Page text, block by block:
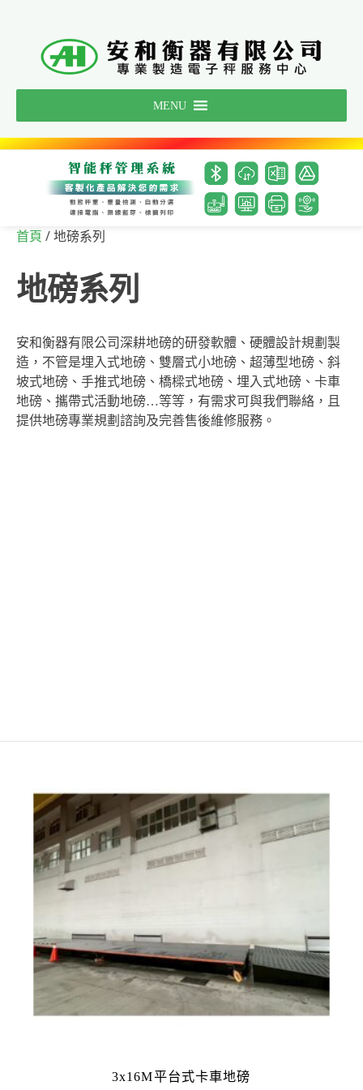
MENU
首頁 / 地磅系列
地磅系列
安和衡器有限公司深耕地磅的研發軟體、硬體設計規劃製
造，不管是埋入式地磅、雙層式小地磅、超薄型地磅、斜
坡式地磅、手推式地磅、橋樑式地磅、埋入式地磅、卡車
地磅、攜帶式活動地磅…等等，有需求可與我們聯絡，且
提供地磅專業規劃諮詢及完善售後維修服務。
3x16M平台式卡車地磅